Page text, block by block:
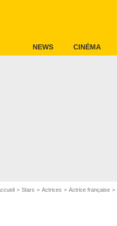
NEWS CINÉMA
Stars Actrices Actrice française